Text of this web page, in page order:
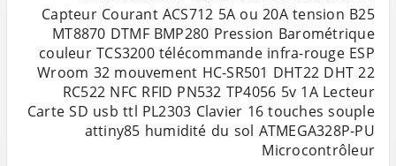
Capteur Courant ACS712 5A ou 20A tension B25
MT8870 DTMF BMP280 Pression Barométrique
couleur TCS3200 télécommande infra-rouge ESP
Wroom 32 mouvement HC-SR501 DHT22 DHT 22
RC522 NFC RFID PN532 TP4056 5v 1A Lecteur
Carte SD usb ttl PL2303 Clavier 16 touches souple
attiny85 humidité du sol ATMEGA328P-PU
Microcontrôleur